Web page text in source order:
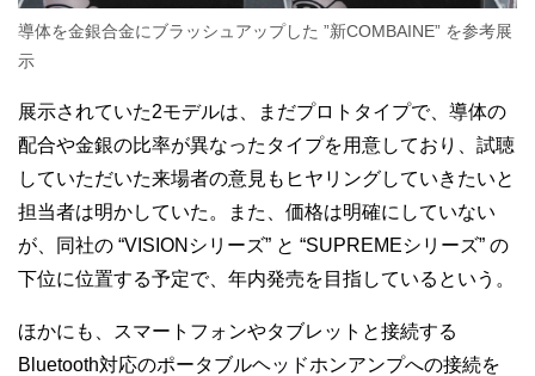
導体を金銀合金にブラッシュアップした ”新COMBAINE” を参考展
示
展示されていた2モデルは、まだプロトタイプで、導体の
配合や金銀の比率が異なったタイプを用意しており、試聴
していただいた来場者の意見もヒヤリングしていきたいと
担当者は明かしていた。また、価格は明確にしていない
が、同社の “VISIONシリーズ” と “SUPREMEシリーズ” の
下位に位置する予定で、年内発売を目指しているという。
ほかにも、スマートフォンやタブレットと接続する
Bluetooth対応のポータブルヘッドホンアンプへの接続を